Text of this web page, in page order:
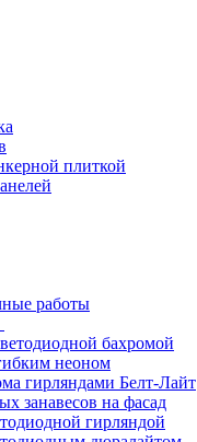
плиткой
работы
бахромой
неоном
гирляндами Белт-Лайт
занавесов на фасад
гирляндой